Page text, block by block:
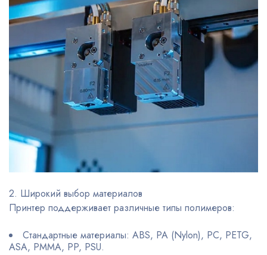
2. Широкий выбор материалов
Принтер поддерживает различные типы полимеров:
Стандартные материалы: ABS, PA (Nylon), PC, PETG,
ASA, PMMA, PP, PSU.